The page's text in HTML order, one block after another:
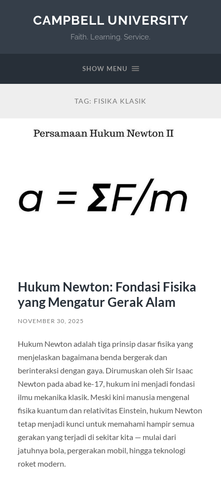
CAMPBELL UNIVERSITY
Faith. Learning. Service.
SHOW MENU
TAG: FISIKA KLASIK
Hukum Newton: Fondasi Fisika
yang Mengatur Gerak Alam
NOVEMBER 30, 2025
Hukum Newton adalah tiga prinsip dasar fisika yang
menjelaskan bagaimana benda bergerak dan
berinteraksi dengan gaya. Dirumuskan oleh Sir Isaac
Newton pada abad ke-17, hukum ini menjadi fondasi
ilmu mekanika klasik. Meski kini manusia mengenal
fisika kuantum dan relativitas Einstein, hukum Newton
tetap menjadi kunci untuk memahami hampir semua
gerakan yang terjadi di sekitar kita — mulai dari
jatuhnya bola, pergerakan mobil, hingga teknologi
roket modern.